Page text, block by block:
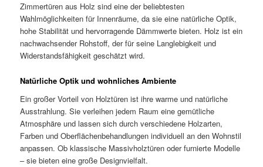
Zimmertüren aus Holz sind eine der beliebtesten
Wahlmöglichkeiten für Innenräume, da sie eine natürliche Optik,
hohe Stabilität und hervorragende Dämmwerte bieten. Holz ist ein
nachwachsender Rohstoff, der für seine Langlebigkeit und
Widerstandsfähigkeit geschätzt wird.
Natürliche Optik und wohnliches Ambiente
Ein großer Vorteil von Holztüren ist ihre warme und natürliche
Ausstrahlung. Sie verleihen jedem Raum eine gemütliche
Atmosphäre und lassen sich durch verschiedene Holzarten,
Farben und Oberflächenbehandlungen individuell an den Wohnstil
anpassen. Ob klassische Massivholztüren oder furnierte Modelle
– sie bieten eine große Designvielfalt.